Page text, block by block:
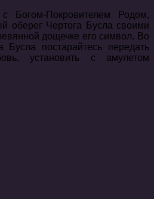
Богом-Покровителем Родом,
оберег Чертога Бусла своими
дощечке его символ. Во
Бусла постарайтесь передать
установить с амулетом